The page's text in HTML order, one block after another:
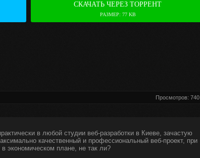
СКАЧАТЬ ЧЕРЕЗ ТОРРЕНТ
РАЗМЕР: 77 KB
Просмотров: 740
в любой студии веб-разработки в Киеве, зачастую
качественный и профессиональный веб-проект, при
в экономическом плане, не так ли?